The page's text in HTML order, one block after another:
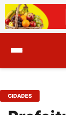
CIDADES